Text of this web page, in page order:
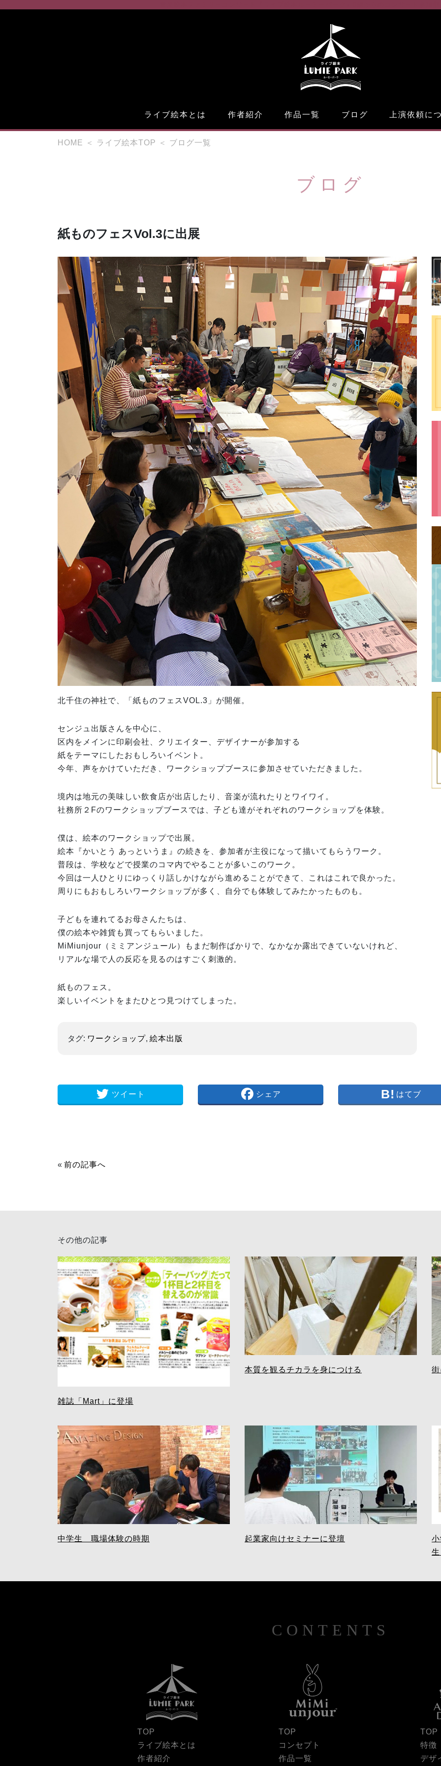
ライブ絵本とは 作者紹介 作品一覧 ブログ 上演依頼に
HOME ＜ ライブ絵本TOP ＜ ブログ一覧
ブログ
紙ものフェスVol.3に出展
北千住の神社で、「紙ものフェスVOL.3」が開催。
センジュ出版さんを中心に、
区内をメインに印刷会社、クリエイター、デザイナーが参加する
紙をテーマにしたおもしろいイベント。
今年、声をかけていただき、ワークショップブースに参加させていただきました。
境内は地元の美味しい飲食店が出店したり、音楽が流れたりとワイワイ。
社務所２Fのワークショップブースでは、子ども達がそれぞれのワークショップを体験。
僕は、絵本のワークショップで出展。
絵本『かいとう あっというま』の続きを、参加者が主役になって描いてもらうワーク。
普段は、学校などで授業のコマ内でやることが多いこのワーク。
今回は一人ひとりにゆっくり話しかけながら進めることができて、これはこれで良かった。
周りにもおもしろいワークショップが多く、自分でも体験してみたかったものも。
子どもを連れてるお母さんたちは、
僕の絵本や雑貨も買ってもらいました。
MiMiunjour（ミミアンジュール）もまだ制作ばかりで、なかなか露出できていないけれど、
リアルな場で人の反応を見るのはすごく刺激的。
紙ものフェス。
楽しいイベントをまたひとつ見つけてしまった。
タグ: ワークショップ, 絵本出版
ツイート シェア はてブ
« 前の記事へ
その他の記事
雑誌「Mart」に登場
本質を観るチカラを身につける
中学生 職場体験の時期 起業家向けセミナーに登壇
CONTENTS
TOP
ライブ絵本とは
作者紹介
TOP
コンセプト
作品一覧
TOP
特徴
デザ